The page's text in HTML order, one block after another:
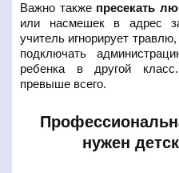
Важно также пресекать
или насмешек в адрес
учитель игнорирует
подключать
ребенка в другой
превыше всего.
нужен